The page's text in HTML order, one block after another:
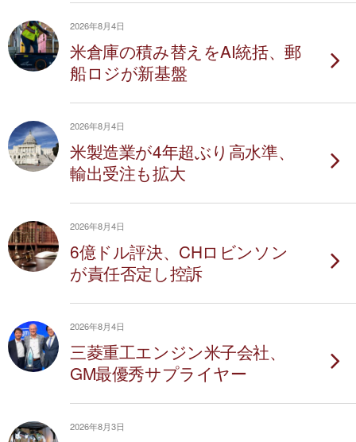
2026年8月4日
米倉庫の積み替えをAI統括、郵
船ロジが新基盤
2026年8月4日
米製造業が4年超ぶり高水準、
輸出受注も拡大
2026年8月4日
6億ドル評決、CHロビンソン
が責任否定し控訴
2026年8月4日
三菱重工エンジン米子会社、
GM最優秀サプライヤー
2026年8月3日